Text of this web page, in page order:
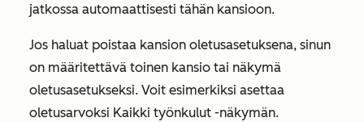
jatkossa automaattisesti tähän kansioon.
Jos haluat poistaa kansion oletusasetuksena, sinun
on määritettävä toinen kansio tai näkymä
oletusasetukseksi. Voit esimerkiksi asettaa
oletusarvoksi Kaikki työnkulut -näkymän.